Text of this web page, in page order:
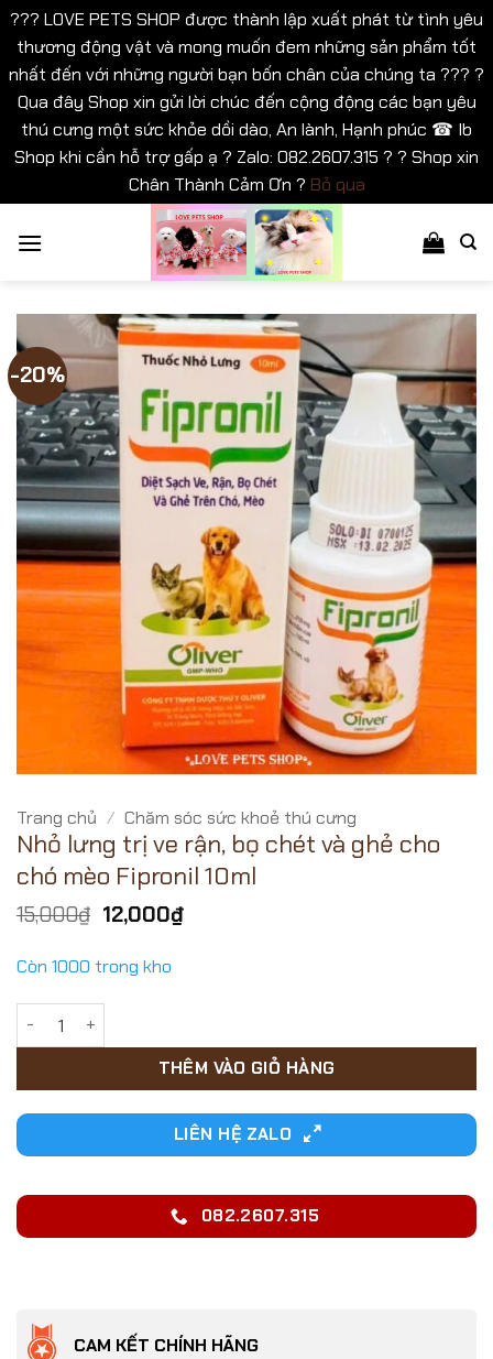
??? LOVE PETS SHOP được thành lập xuất phát từ tình yêu
thương động vật và mong muốn đem những sản phẩm tốt
nhất đến với những người bạn bốn chân của chúng ta ??? ?
Qua đây Shop xin gửi lời chúc đến cộng động các bạn yêu
thú cưng một sức khỏe dồi dào, An lành, Hạnh phúc ☎ Ib
Shop khi cần hỗ trợ gấp ạ ? Zalo: 082.2607.315 ? ? Shop xin
Chân Thành Cảm Ơn ? Bỏ qua
qua
-20%
Trang chủ / Chăm sóc sức khoẻ thú cưng
Nhỏ lưng trị ve rận, bọ chét và ghẻ cho
chó mèo Fipronil 10ml
15,000₫ Giá
gốc
15,000₫.
12,000₫Giá
Còn 1000 trong kho
THÊM VÀO GIỎ HÀNG
LIÊN HỆ ZALO
082.2607.315
CAM KẾT CHÍNH HÃNG